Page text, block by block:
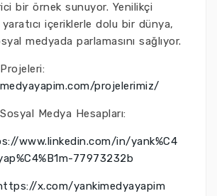
bir örnek sunuyor. Yenilikçi
içeriklerle dolu bir dünya,
medyada parlamasını sağlıyor.
projelerimiz/
Medya Hesapları:
www.linkedin.com/in/yank%C4
77973232b
x.com/yankimedyayapim